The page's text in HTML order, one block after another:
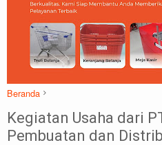
Beranda
Distribusi Adalah
Kegiatan Usaha dari PT Holcim
Kegiatan Usaha dari
Pembuatan dan